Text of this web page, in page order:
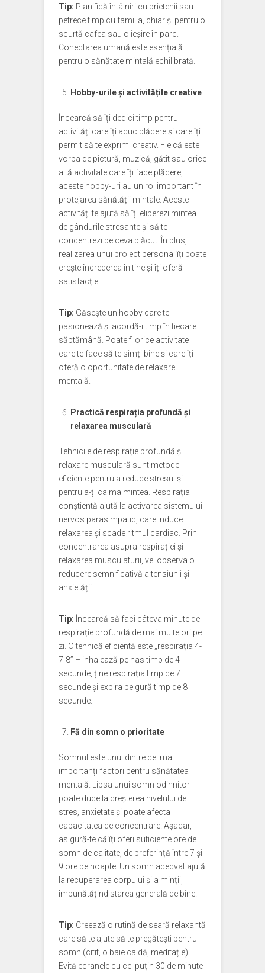
Tip: Planifică întâlniri cu prietenii sau
petrece timp cu familia, chiar și pentru o
scurtă cafea sau o ieșire în parc.
Conectarea umană este esențială
pentru o sănătate mintală echilibrată.
Hobby-urile și activitățile creative
Încearcă să îți dedici timp pentru
activități care îți aduc plăcere și care îți
permit să te exprimi creativ. Fie că este
vorba de pictură, muzică, gătit sau orice
altă activitate care îți face plăcere,
aceste hobby-uri au un rol important în
protejarea sănătății mintale. Aceste
activități te ajută să îți eliberezi mintea
de gândurile stresante și să te
concentrezi pe ceva plăcut. În plus,
realizarea unui proiect personal îți poate
crește încrederea în tine și îți oferă
satisfacție.
Tip: Găsește un hobby care te
pasionează și acordă-i timp în fiecare
săptămână. Poate fi orice activitate
care te face să te simți bine și care îți
oferă o oportunitate de relaxare
mentală.
Practică respirația profundă și
relaxarea musculară
Tehnicile de respirație profundă și
relaxare musculară sunt metode
eficiente pentru a reduce stresul și
pentru a-ți calma mintea. Respirația
conștientă ajută la activarea sistemului
nervos parasimpatic, care induce
relaxarea și scade ritmul cardiac. Prin
concentrarea asupra respirației și
relaxarea musculaturii, vei observa o
reducere semnificativă a tensiunii și
anxietății.
Tip: Încearcă să faci câteva minute de
respirație profundă de mai multe ori pe
zi. O tehnică eficientă este „respirația 4-
7-8” – inhalează pe nas timp de 4
secunde, ține respirația timp de 7
secunde și expira pe gură timp de 8
secunde.
Fă din somn o prioritate
Somnul este unul dintre cei mai
importanți factori pentru sănătatea
mentală. Lipsa unui somn odihnitor
poate duce la creșterea nivelului de
stres, anxietate și poate afecta
capacitatea de concentrare. Așadar,
asigură-te că îți oferi suficiente ore de
somn de calitate, de preferință între 7 și
9 ore pe noapte. Un somn adecvat ajută
la recuperarea corpului și a minții,
îmbunătățind starea generală de bine.
Tip: Creează o rutină de seară relaxantă
care să te ajute să te pregătești pentru
somn (citit, o baie caldă, meditație).
Evită ecranele cu cel puțin 30 de minute